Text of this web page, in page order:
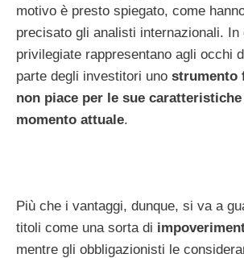
motivo è presto spiegato, come
precisato gli analisti internazionali. In
privilegiate rappresentano agli occhi
parte degli investitori uno strumento
non piace per le sue caratteristiche
momento attuale.
Più che i vantaggi, dunque, si va a
titoli come una sorta di
mentre gli obbligazionisti le